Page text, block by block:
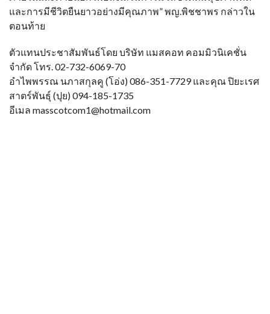
และการมีชีวิตยืนยาวอย่างมีคุณภาพ” พญ.พิชชาพร กล่าวใน
ตอนท้าย
ตัวแทนประชาสัมพันธ์โดย บริษัท แมสคอท คอมมิวนิเคชั่น
จำกัด โทร. 02-732-6069-70
อำไพพรรณ นภาสกุลคู (โอ่ง) 086-351-7729 และคุณ ปิยะเรศ
สาตร์พันธุ์ (ปุย) 094-185-1735
อีเมล masscotcom1@hotmail.com